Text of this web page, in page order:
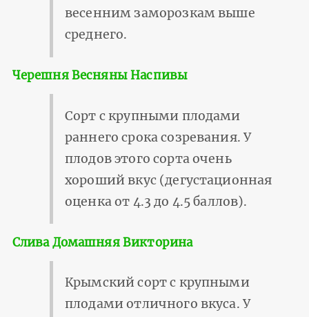
весенним заморозкам выше
среднего.
Черешня Весняны Наспивы
Сорт с крупными плодами
раннего срока созревания. У
плодов этого сорта очень
хороший вкус (дегустационная
оценка от 4.3 до 4.5 баллов).
Слива Домашняя Викторина
Крымский сорт с крупными
плодами отличного вкуса. У